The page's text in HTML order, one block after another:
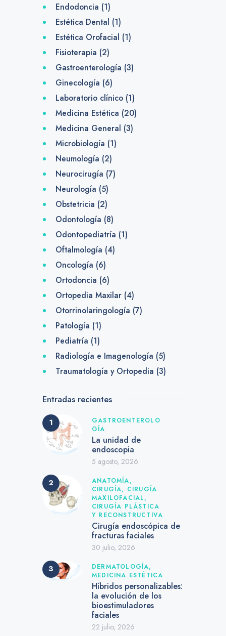
Endodoncia (1)
Estética Dental (1)
Estética Orofacial (1)
Fisioterapia (2)
Gastroenterología (3)
Ginecología (6)
Laboratorio clínico(1)
Medicina Estética (20)
Medicina General (3)
Microbiología (1)
Neumología (2)
Neurocirugía (7)
Neurología (5)
Obstetricia (2)
Odontología (8)
Odontopediatría (1)
Oftalmología (4)
Oncología (6)
Ortodoncia (6)
Ortopedia Maxilar(4)
Otorrinolaringología (7)
Patología (1)
Pediatría (1)
Radiología e Imagenología (5)
Traumatología y Ortopedia (3)
Entradas recientes
GASTROENTEROLO
GÍA
La unidad de
endoscopia
5 agosto, 2026
ANATOMÍA,
CIRUGÍA, CIRUGÍA
MAXILOFACIAL,
CIRUGÍA PLÁSTICA
Y RECONSTRUCTIVA
Cirugía endoscópica de
fracturas faciales
30 julio, 2026
DERMATOLOGÍA,
MEDICINA ESTÉTICA
Híbridos personalizables:
la evolución de los
bioestimuladores
faciales
22 julio, 2026